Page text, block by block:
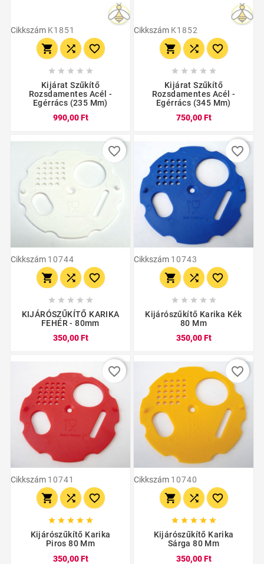
Cikkszám K1851
  
    
Kijárat Szűkítő
Rozsdamentes Acél -
Egérrács (235 Mm)
990,00 Ft
Cikkszám K1852
  
    
Kijárat Szűkítő
Rozsdamentes Acél -
Egérrács (345 Mm)
750,00 Ft
Cikkszám 10744
  
    
KIJÁRÓSZŰKÍTŐ KARIKA
FEHÉR - 80mm
350,00 Ft
favorite_border
Cikkszám 10743
  
    
Kijárószűkítő Karika Kék
80 Mm
350,00 Ft
favorite_border
Cikkszám 10741
  
    
Kijárószűkítő Karika
Piros 80 Mm
350,00 Ft
favorite_border
Cikkszám 10740
  
    
Kijárószűkítő Karika
Sárga 80 Mm
350,00 Ft
favorite_border